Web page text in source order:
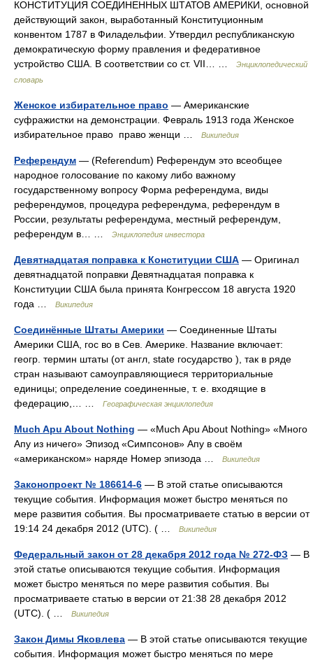
КОНСТИТУЦИЯ СОЕДИНЕННЫХ ШТАТОВ АМЕРИКИ, основной
действующий закон, выработанный Конституционным
конвентом 1787 в Филадельфии. Утвердил республиканскую
демократическую форму правления и федеративное
устройство США. В соответствии со ст. VII… …
Энциклопедический
словарь
Женское избирательное право — Американские
суфражистки на демонстрации. Февраль 1913 года Женское
избирательное право право женщи …
Википедия
Референдум — (Referendum) Референдум это всеобщее
народное голосование по какому либо важному
государственному вопросу Форма референдума, виды
референдумов, процедура референдума, референдум в
России, результаты референдума, местный референдум,
референдум в… …
Энциклопедия инвестора
Девятнадцатая поправка к Конституции США — Оригинал
девятнадцатой поправки Девятнадцатая поправка к
Конституции США была принята Конгрессом 18 августа 1920
года …
Википедия
Соединённые Штаты Америки — Соединенные Штаты
Америки США, гос во в Сев. Америке. Название включает:
геогр. термин штаты (от англ, state государство ), так в ряде
стран называют самоуправляющиеся территориальные
единицы; определение соединенные, т. е. входящие в
федерацию,… …
Географическая энциклопедия
Much Apu About Nothing — «Much Apu About Nothing» «Много
Апу из ничего» Эпизод «Симпсонов» Апу в своём
«американском» наряде Номер эпизода …
Википедия
Законопроект № 186614-6 — В этой статье описываются
текущие события. Информация может быстро меняться по
мере развития события. Вы просматриваете статью в версии от
19:14 24 декабря 2012 (UTC). ( …
Википедия
Федеральный закон от 28 декабря 2012 года № 272-ФЗ — В
этой статье описываются текущие события. Информация
может быстро меняться по мере развития события. Вы
просматриваете статью в версии от 21:38 28 декабря 2012
(UTC). ( …
Википедия
Закон Димы Яковлева — В этой статье описываются текущие
события. Информация может быстро меняться по мере